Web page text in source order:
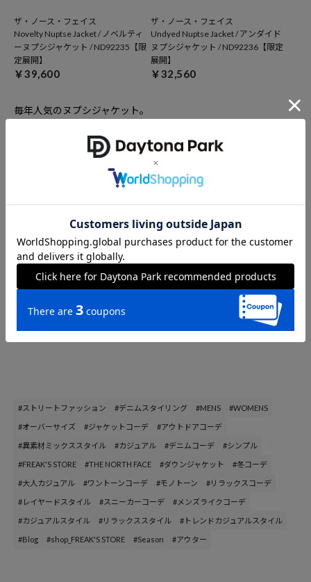
ザ・ノース・フェイス
Novelty Nuptse Jacket / ノベルティ
ーヌプシジャケット / ND92235【限
定展開】
￥39,600
ザ・ノース・フェイス
Undyed Nuptse Jacket / アンダイド
ヌプシジャケット / ND92236【限定
展開】
￥32,560
毎年人気のヌプシジャケット。
ので要チェックです！
◆マウンテンダウンコート
ザ・ノース・フェイス
Mountain Down Coat
￥72,000
こちらも毎年人気のレディースコートモデルです。ブラックは完
売していますがブラウンはまだ在庫がございます！
(2022年11
9日現在)ぜひ画像をタップして詳細をチェック！
#ストリートファッション #デニムスタイリング #MENS #WOMENS
#オーバーサイズ #ジャケットコーデ #アウトドアコーデ
#異素材ミックススタイル #カジュアル #デニムコーデ #シンプル
#FREAK'S STORE #THE NORTH FACE #ダウンジャケット #冬コーデ
#大人カジュアル #ワントーンコーデ #モノトーン #リラックスコーデ
#レイヤードスタイル #スニーカーコーデ #メンズライクコーデ
#カジュアルスタイル #リラックススタイル #トレンドカジュアルスタイル
#Blog #shop_FREAK'S STORE #Season #アウター